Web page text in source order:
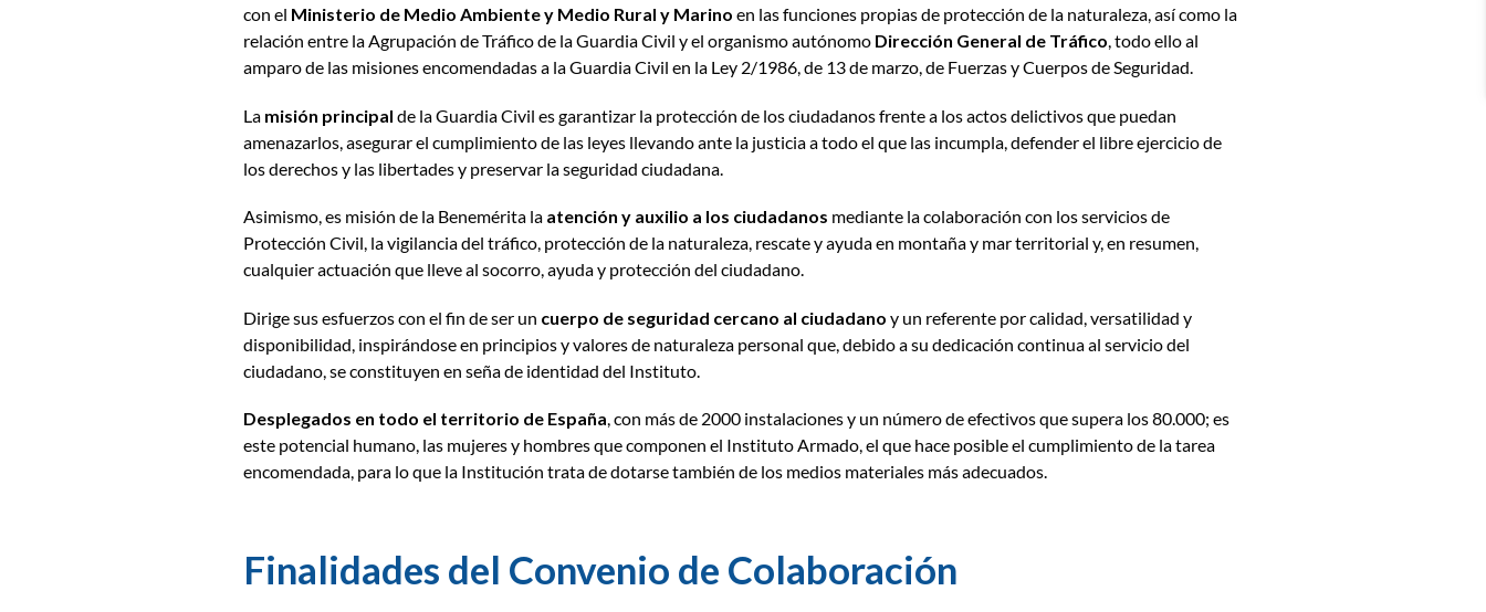
con el Ministerio de Medio Ambiente y Medio Rural y Marino en las funciones propias de protección de la naturaleza, así como la
relación entre la Agrupación de Tráfico de la Guardia Civil y el organismo autónomo Dirección General de Tráfico, todo ello al
amparo de las misiones encomendadas a la Guardia Civil en la Ley 2/1986, de 13 de marzo, de Fuerzas y Cuerpos de Seguridad.
La misión principal de la Guardia Civil es garantizar la protección de los ciudadanos frente a los actos delictivos que puedan
amenazarlos, asegurar el cumplimiento de las leyes llevando ante la justicia a todo el que las incumpla, defender el libre ejercicio de
los derechos y las libertades y preservar la seguridad ciudadana.
Asimismo, es misión de la Benemérita la atención y auxilio a los ciudadanos mediante la colaboración con los servicios de
Protección Civil, la vigilancia del tráfico, protección de la naturaleza, rescate y ayuda en montaña y mar territorial y, en resumen,
cualquier actuación que lleve al socorro, ayuda y protección del ciudadano.
Dirige sus esfuerzos con el fin de ser un cuerpo de seguridad cercano al ciudadano y un referente por calidad, versatilidad y
disponibilidad, inspirándose en principios y valores de naturaleza personal que, debido a su dedicación continua al servicio del
ciudadano, se constituyen en seña de identidad del Instituto.
Desplegados en todo el territorio de España, con más de 2000 instalaciones y un número de efectivos que supera los 80.000; es
este potencial humano, las mujeres y hombres que componen el Instituto Armado, el que hace posible el cumplimiento de la tarea
encomendada, para lo que la Institución trata de dotarse también de los medios materiales más adecuados.
Finalidades del Convenio de Colaboración